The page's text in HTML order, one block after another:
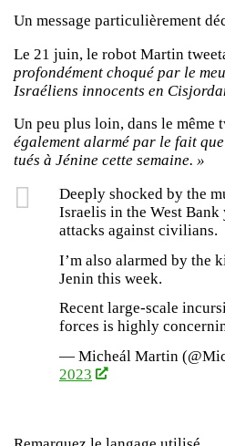
Un message particulièrement
Le 21 juin, le robot Martin
profondément choqué par le
Israéliens innocents en
Un peu plus loin, dans le même
également alarmé par le fait
tués à Jénine cette semaine. »
Deeply shocked by the
Israelis in the West
attacks against civilians.
I’m also alarmed by the
Jenin this week.
Recent large-scale
forces is highly
— Micheál Martin
2023